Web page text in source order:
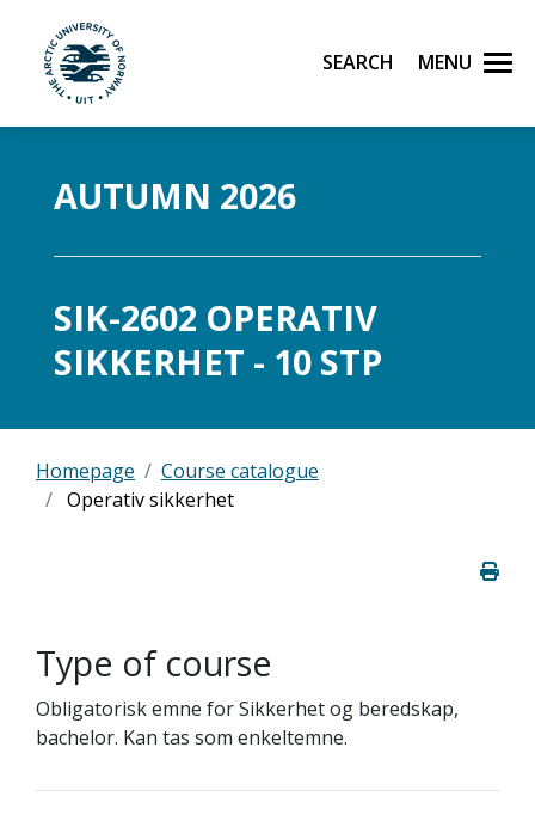
UiT The Arctic University of Norway
Search Menu
AUTUMN 2026
SIK-2602 OPERATIV
SIKKERHET - 10 STP
Homepage
Course catalogue
Operativ sikkerhet
Type of course
Obligatorisk emne for Sikkerhet og beredskap,
bachelor. Kan tas som enkeltemne.